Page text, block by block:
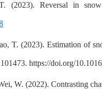
(2023). Reversal in snow
T. (2023). Estimation of
https://doi.org/
W. (2022). Contrasting